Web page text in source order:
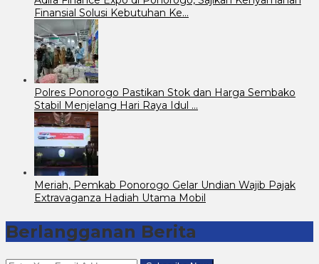
Finansial Solusi Kebutuhan Ke…
Polres Ponorogo Pastikan Stok dan Harga Sembako
Stabil Menjelang Hari Raya Idul …
Meriah, Pemkab Ponorogo Gelar Undian Wajib Pajak
Extravaganza Hadiah Utama Mobil
Berlangganan Berita